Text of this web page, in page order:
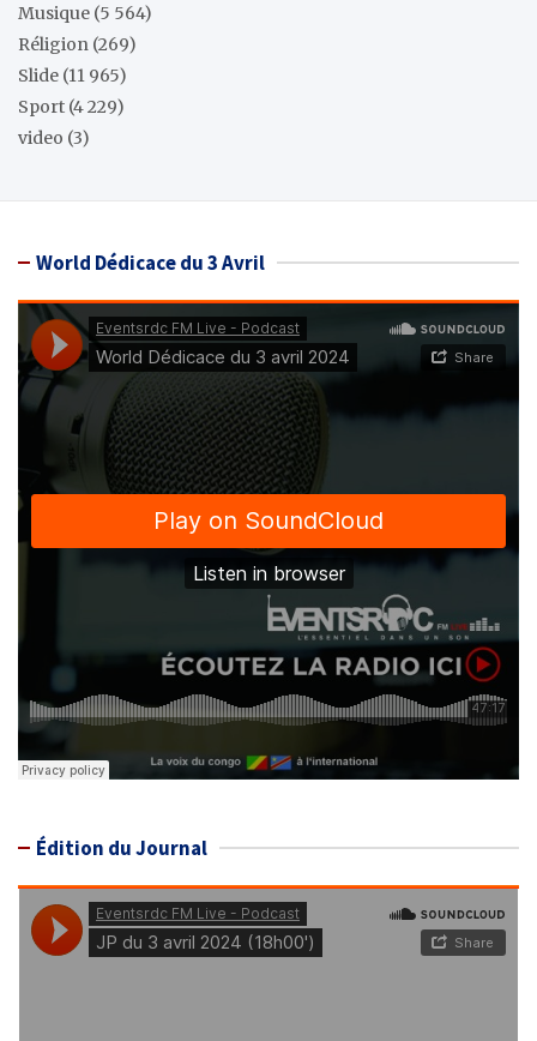
Musique (5 564)
Réligion (269)
Slide (11 965)
Sport (4 229)
video (3)
World Dédicace du 3 Avril
Édition du Journal